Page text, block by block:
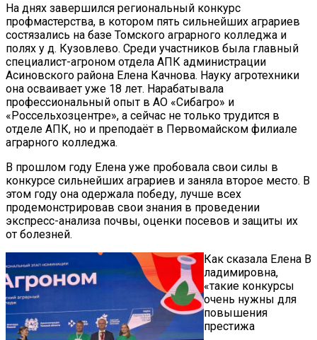
На днях завершился региональный конкурс
профмастерства, в котором пять сильнейших аграриев
состязались на базе Томского аграрного колледжа и
полях у д. Кузовлево. Среди участников была главный
специалист-агроном отдела АПК администрации
Асиновского района Елена Качнова. Науку агротехники
она осваивает уже 18 лет. Нарабатывала
профессиональный опыт в АО «Сибагро» и
«Россельхозцентре», а сейчас не только трудится в
отделе АПК, но и преподаёт в Первомайском филиале
аграрного колледжа.
В прошлом году Елена уже пробовала свои силы в
конкурсе сильнейших аграриев и заняла второе место. В
этом году она одержала победу, лучше всех
продемонстрировав свои знания в проведении
экспресс-анализа почвы, оценки посевов и защиты их
от болезней.
Как сказала Елена В
ладимировна,
«такие конкурсы
очень нужны для
повышения
престижа